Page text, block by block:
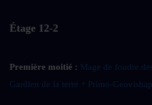
Étage 12-2
Première moitié : Mage de foudre
Gardien de la terre + Primo-Geovishap